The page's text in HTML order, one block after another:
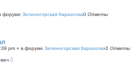
форуме Зеленогорская барахолка0 Ответы
pm » в форуме Зеленогорская барахолка0 Ответы